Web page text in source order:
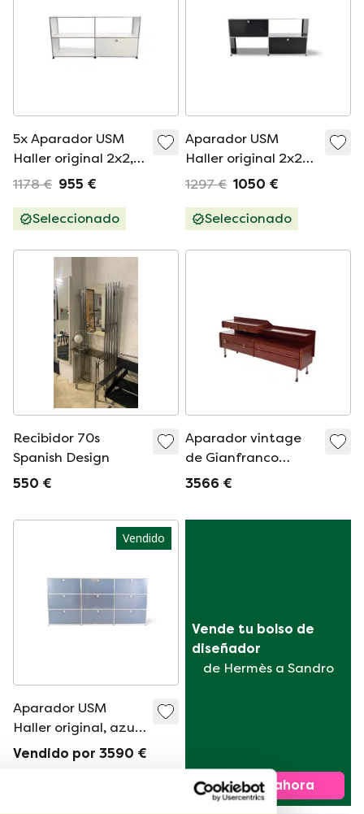
5x Aparador USM
Haller original 2x2,
cómoda con
blanco puro
1178 € 955 €
Seleccionado
Aparador USM
Haller original 2x2
negro.
1297 € 1050 €
Seleccionado
Recibidor 70s
Spanish Design
550 €
Aparador vintage
de Gianfranco
Frattini para
Cantù, años 60
3566 €
Vendido
Aparador USM
Haller original, azul
acero, 3x3; cómoda
Fritz Haller
Vendido por 3590 €
Vende tu bolso de
diseñador
de Hermès a Sandro
Vender ahora